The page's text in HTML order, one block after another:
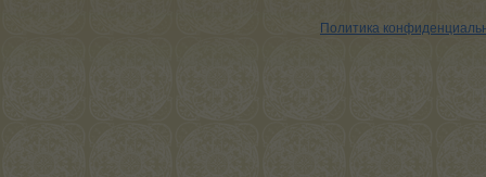
Политика